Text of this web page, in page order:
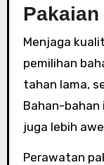
Pakaian
Menjaga
pemilihan
tahan lama,
Bahan-
juga lebih
Perawatan